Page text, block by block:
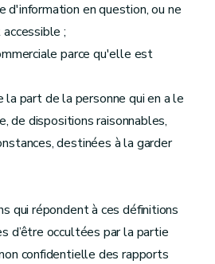
d'information en question, ou ne
;
parce qu'elle est
part de la personne qui en a le
de dispositions raisonnables,
destinées à la garder
qui répondent à ces définitions
d’être occultées par la partie
confidentielle des rapports